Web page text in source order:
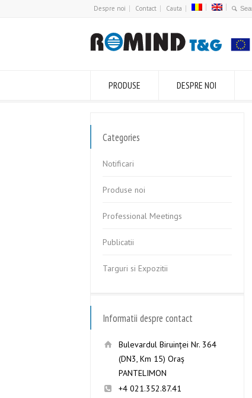
Despre noi Contact Cauta
PRODUSE DESPRE NOI
Categories
Notificari
Produse noi
Professional Meetings
Publicatii
Targuri si Expozitii
Informatii despre contact
Bulevardul Biruinţei Nr. 364
(DN3, Km 15) Oraş
PANTELIMON
+4 021.352.87.41